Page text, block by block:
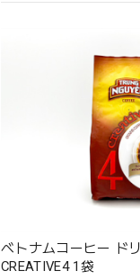
ベトナムコーヒー ド
CREATIVE4 1袋